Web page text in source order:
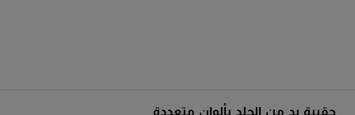
حقيبة يد من الجلد بألوان متعددة